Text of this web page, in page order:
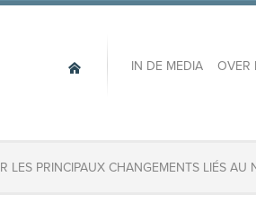
IN DE MEDIA OVER
LES PRINCIPAUX CHANGEMENTS LIÉS AU